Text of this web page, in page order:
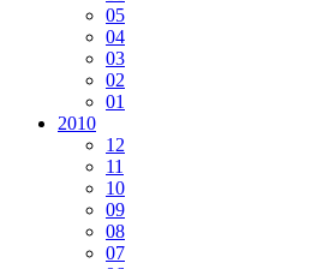
05
04
03
02
01
2010
12
11
10
09
08
07